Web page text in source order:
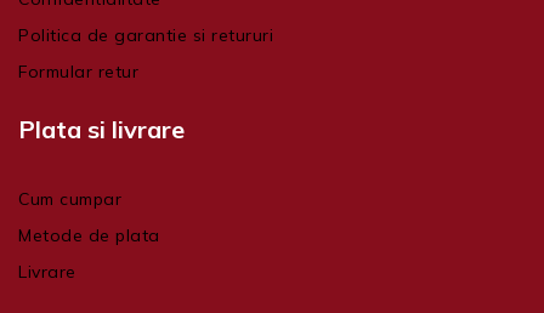
Politica de garantie si retururi
Formular retur
Plata si livrare
Cum cumpar
Metode de plata
Livrare